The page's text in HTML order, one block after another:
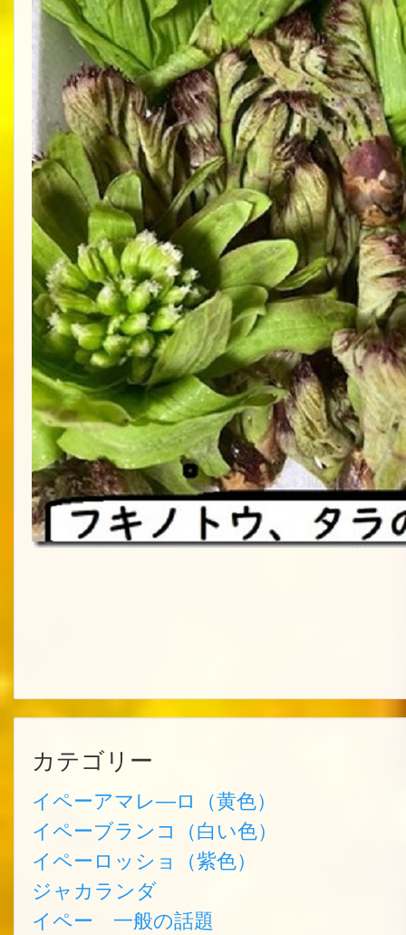
カテゴリー
イペーアマレ―ロ（黄色）
イペーブランコ（白い色）
イペーロッショ（紫色）
ジャカランダ
イペー 一般の話題